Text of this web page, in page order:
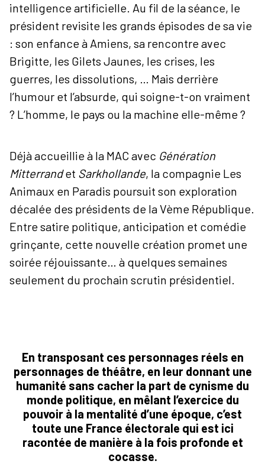
intelligence artificielle. Au fil de la séance, le
président revisite les grands épisodes de sa vie
: son enfance à Amiens, sa rencontre avec
Brigitte, les Gilets Jaunes, les crises, les
guerres, les dissolutions, … Mais derrière
l’humour et l’absurde, qui soigne-t-on vraiment
? L’homme, le pays ou la machine elle-même ?
Déjà accueillie à la MAC avec Génération
Mitterrandet Sarkhollande, la compagnie Les
Animaux en Paradis poursuit son exploration
décalée des présidents de la Vème République.
Entre satire politique, anticipation et comédie
grinçante, cette nouvelle création promet une
soirée réjouissante… à quelques semaines
seulement du prochain scrutin présidentiel.
En transposant ces personnages réels en
personnages de théâtre, en leur donnant une
humanité sans cacher la part de cynisme du
monde politique, en mêlant l’exercice du
pouvoir à la mentalité d’une époque, c’est
toute une France électorale qui est ici
racontée de manière à la fois profonde et
cocasse.